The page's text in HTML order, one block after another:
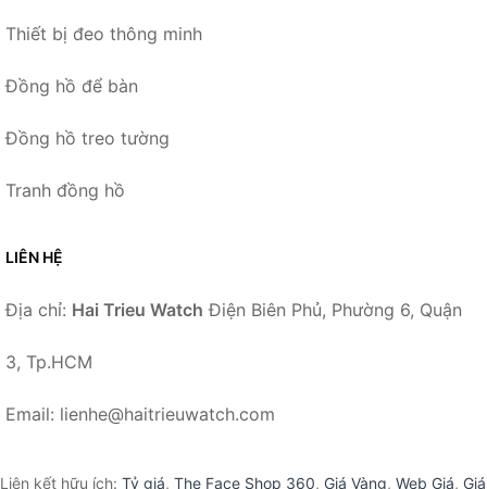
Thiết bị đeo thông minh
Đồng hồ để bàn
Đồng hồ treo tường
Tranh đồng hồ
LIÊN HỆ
Địa chỉ: Hai Trieu Watch Điện Biên Phủ, Phường 6, Quận
3, Tp.HCM
Email: lienhe@haitrieuwatch.com
Liên kết hữu ích: Tỷ giá, The Face Shop 360, Giá Vàng, Web Giá, Giá